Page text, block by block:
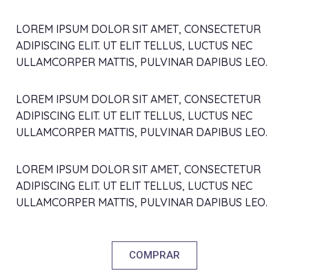
LOREM IPSUM DOLOR SIT AMET, CONSECTETUR
ADIPISCING ELIT. UT ELIT TELLUS, LUCTUS NEC
ULLAMCORPER MATTIS, PULVINAR DAPIBUS LEO.
LOREM IPSUM DOLOR SIT AMET, CONSECTETUR
ADIPISCING ELIT. UT ELIT TELLUS, LUCTUS NEC
ULLAMCORPER MATTIS, PULVINAR DAPIBUS LEO.
LOREM IPSUM DOLOR SIT AMET, CONSECTETUR
ADIPISCING ELIT. UT ELIT TELLUS, LUCTUS NEC
ULLAMCORPER MATTIS, PULVINAR DAPIBUS LEO.
COMPRAR